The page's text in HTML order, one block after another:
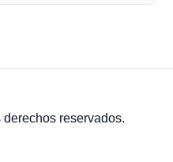
reservados.